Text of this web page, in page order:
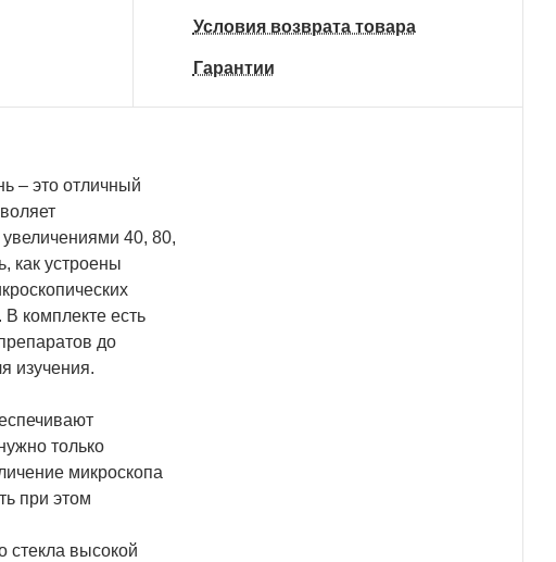
Условия возврата товара
Гарантии
– это отличный
40, 80,
как устроены
комплекте есть
до
изучения.
только
микроскопа
при этом
стекла высокой